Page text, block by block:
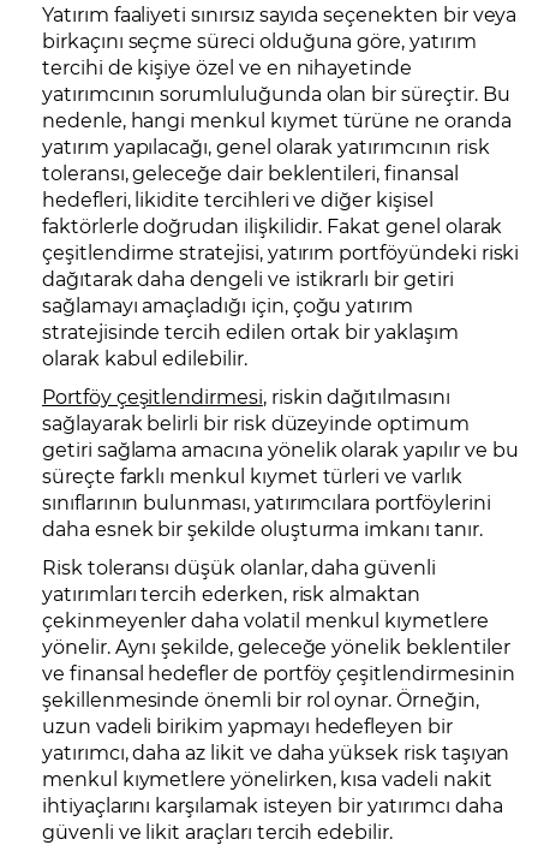
Yatırım faaliyeti sınırsız sayıda seçenekten bir veya
birkaçını seçme süreci olduğuna göre, yatırım
tercihi de kişiye özel ve en nihayetinde
yatırımcının sorumluluğunda olan bir süreçtir. Bu
nedenle, hangi menkul kıymet türüne ne oranda
yatırım yapılacağı, genel olarak yatırımcının risk
toleransı, geleceğe dair beklentileri, finansal
hedefleri, likidite tercihleri ve diğer kişisel
faktörlerle doğrudan ilişkilidir. Fakat genel olarak
çeşitlendirme stratejisi, yatırım portföyündeki riski
dağıtarak daha dengeli ve istikrarlı bir getiri
sağlamayı amaçladığı için, çoğu yatırım
stratejisinde tercih edilen ortak bir yaklaşım
olarak kabul edilebilir.
Portföy çeşitlendirmesi, riskin dağıtılmasını
sağlayarak belirli bir risk düzeyinde optimum
getiri sağlama amacına yönelik olarak yapılır ve bu
süreçte farklı menkul kıymet türleri ve varlık
sınıflarının bulunması, yatırımcılara portföylerini
daha esnek bir şekilde oluşturma imkanı tanır.
Risk toleransı düşük olanlar, daha güvenli
yatırımları tercih ederken, risk almaktan
çekinmeyenler daha volatil menkul kıymetlere
yönelir. Aynı şekilde, geleceğe yönelik beklentiler
ve finansal hedefler de portföy çeşitlendirmesinin
şekillenmesinde önemli bir rol oynar. Örneğin,
uzun vadeli birikim yapmayı hedefleyen bir
yatırımcı, daha az likit ve daha yüksek risk taşıyan
menkul kıymetlere yönelirken, kısa vadeli nakit
ihtiyaçlarını karşılamak isteyen bir yatırımcı daha
güvenli ve likit araçları tercih edebilir.